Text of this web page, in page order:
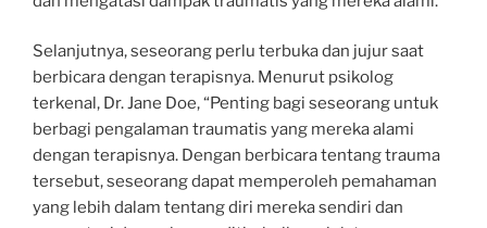
Selanjutnya, seseorang perlu terbuka dan jujur saat
berbicara dengan terapisnya. Menurut psikolog
terkenal, Dr. Jane Doe, “Penting bagi seseorang untuk
berbagi pengalaman traumatis yang mereka alami
dengan terapisnya. Dengan berbicara tentang trauma
tersebut, seseorang dapat memperoleh pemahaman
yang lebih dalam tentang diri mereka sendiri dan